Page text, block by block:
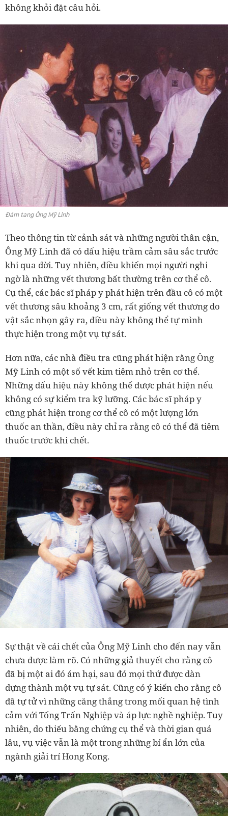
không khỏi đặt câu hỏi.
Đám tang Ông Mỹ Linh
Theo thông tin từ cảnh sát và những người thân cận,
Ông Mỹ Linh đã có dấu hiệu trầm cảm sâu sắc trước
khi qua đời. Tuy nhiên, điều khiến mọi người nghi
ngờ là những vết thương bất thường trên cơ thể cô.
Cụ thể, các bác sĩ pháp y phát hiện trên đầu cô có một
vết thương sâu khoảng 3 cm, rất giống vết thương do
vật sắc nhọn gây ra, điều này không thể tự mình
thực hiện trong một vụ tự sát.
Hơn nữa, các nhà điều tra cũng phát hiện rằng Ông
Mỹ Linh có một số vết kim tiêm nhỏ trên cơ thể.
Những dấu hiệu này không thể được phát hiện nếu
không có sự kiểm tra kỹ lưỡng. Các bác sĩ pháp y
cũng phát hiện trong cơ thể cô có một lượng lớn
thuốc an thần, điều này chỉ ra rằng cô có thể đã tiêm
thuốc trước khi chết.
Sự thật về cái chết của Ông Mỹ Linh cho đến nay vẫn
chưa được làm rõ. Có những giả thuyết cho rằng cô
đã bị một ai đó ám hại, sau đó mọi thứ được dàn
dựng thành một vụ tự sát. Cũng có ý kiến cho rằng cô
đã tự tử vì những căng thẳng trong mối quan hệ tình
cảm với Tống Trấn Nghiệp và áp lực nghề nghiệp. Tuy
nhiên, do thiếu bằng chứng cụ thể và thời gian quá
lâu, vụ việc vẫn là một trong những bí ẩn lớn của
ngành giải trí Hong Kong.